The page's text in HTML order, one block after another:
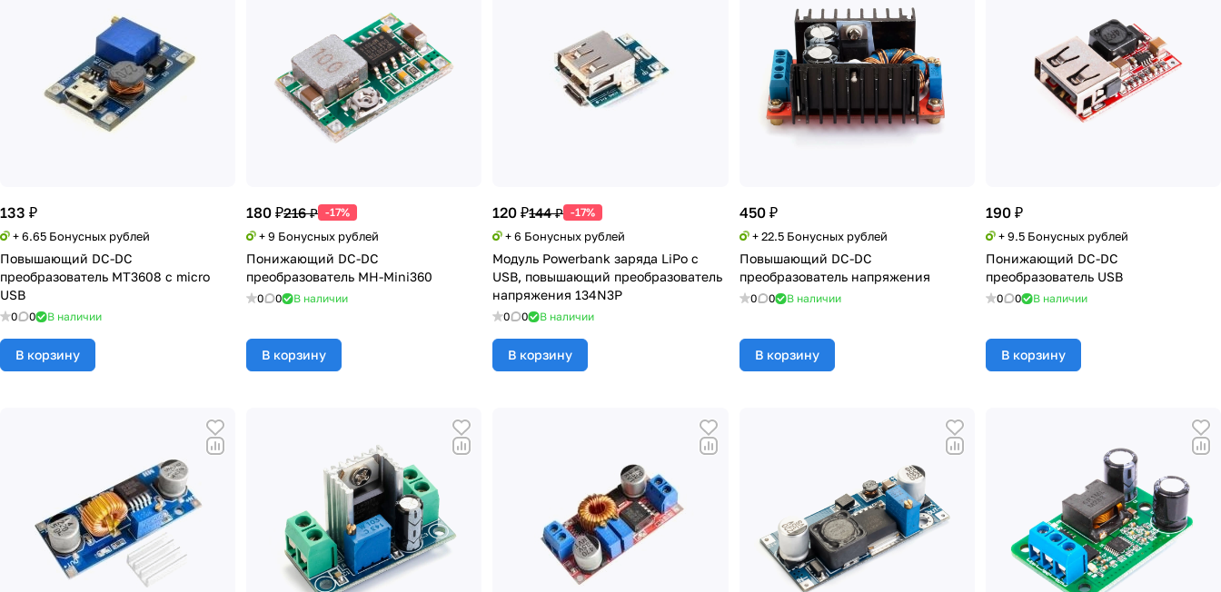
133 ₽
+ 6.65 Бонусных рублей
Повышающий DC-DC
преобразователь MT3608 с micro
USB
0 0 В наличии
В корзину
180 ₽216 ₽ -17%
+ 9 Бонусных рублей
Понижающий DC-DC
преобразователь MH-Mini360
0 0 В наличии
В корзину
120 ₽144 ₽ -17%
+ 6 Бонусных рублей
Модуль Powerbank заряда LiPo с
USB, повышающий преобразователь
напряжения 134N3P
0 0 В наличии
В корзину
450 ₽
+ 22.5 Бонусных рублей
Повышающий DC-DC
преобразователь напряжения
0 0 В наличии
В корзину
190 ₽
+ 9.5 Бонусных рублей
Понижающий DC-DC
преобразователь USB
0 0 В наличии
В корзину